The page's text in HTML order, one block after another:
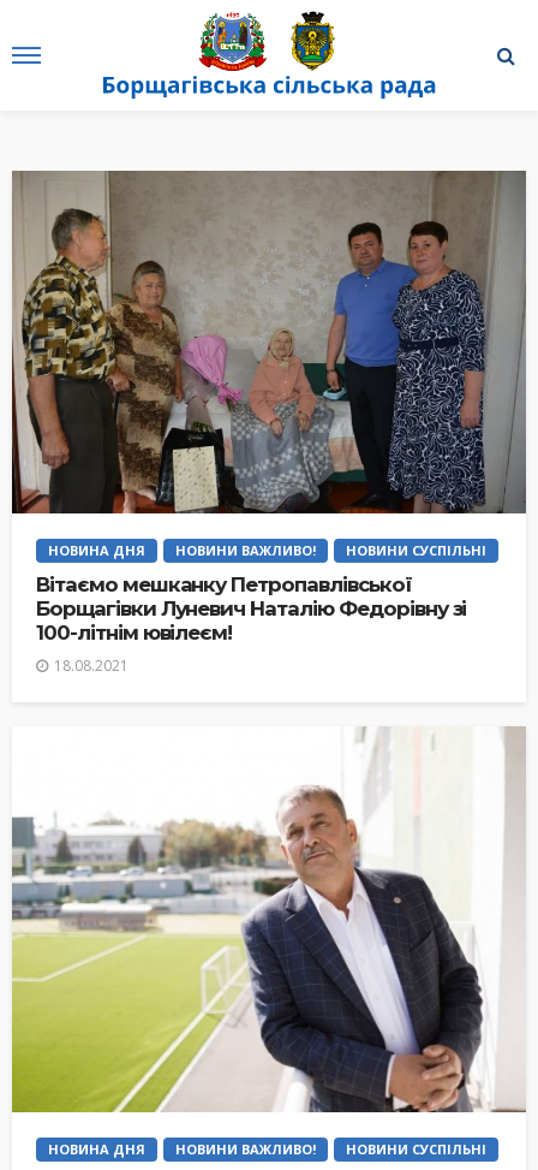
НОВИНА ДНЯ НОВИНИ ВАЖЛИВО! НОВИНИ СУСПІЛЬНІ
Вітаємо мешканку Петропавлівської
Борщагівки Луневич Наталію Федорівну зі
100-літнім ювілеєм!
18.08.2021
НОВИНА ДНЯ НОВИНИ ВАЖЛИВО! НОВИНИ СУСПІЛЬНІ